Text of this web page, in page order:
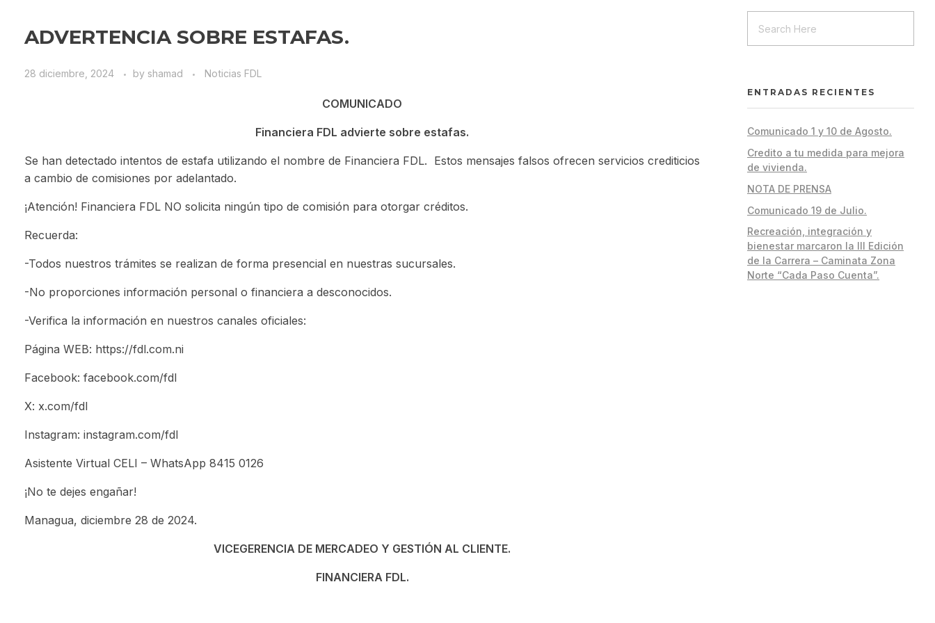
ADVERTENCIA SOBRE ESTAFAS.
28 diciembre, 2024 by shamad Noticias FDL
COMUNICADO
Financiera FDL advierte sobre estafas.
Se han detectado intentos de estafa utilizando el nombre de Financiera FDL. Estos mensajes falsos ofrecen servicios crediticios
a cambio de comisiones por adelantado.
¡Atención! Financiera FDL NO solicita ningún tipo de comisión para otorgar créditos.
Recuerda:
-Todos nuestros trámites se realizan de forma presencial en nuestras sucursales.
-No proporciones información personal o financiera a desconocidos.
-Verifica la información en nuestros canales oficiales:
Página WEB: https://fdl.com.ni
Facebook: facebook.com/fdl
X: x.com/fdl
Instagram: instagram.com/fdl
Asistente Virtual CELI – WhatsApp 8415 0126
¡No te dejes engañar!
Managua, diciembre 28 de 2024.
VICEGERENCIA DE MERCADEO Y GESTIÓN AL CLIENTE.
FINANCIERA FDL.
ENTRADAS RECIENTES
Comunicado 1 y 10 de Agosto.
Credito a tu medida para mejora
de vivienda.
NOTA DE PRENSA
Comunicado 19 de Julio.
Recreación, integración y
bienestar marcaron la III Edición
de la Carrera – Caminata Zona
Norte “Cada Paso Cuenta”.